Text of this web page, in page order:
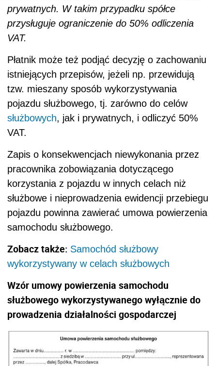
prywatnych. W takim przypadku spółce
przysługuje ograniczenie do 50% odliczenia
VAT.
Płatnik może też podjąć decyzję o zachowaniu
istniejących przepisów, jeżeli np. przewidują
tzw. mieszany sposób wykorzystywania
pojazdu służbowego, tj. zarówno do celów
służbowych, jak i prywatnych, i odliczyć 50%
VAT.
Zapis o konsekwencjach niewykonania przez
pracownika zobowiązania dotyczącego
korzystania z pojazdu w innych celach niż
służbowe i nieprowadzenia ewidencji przebiegu
pojazdu powinna zawierać umowa powierzenia
samochodu służbowego.
Zobacz także: Samochód służbowy
wykorzystywany w celach służbowych
Wzór umowy powierzenia samochodu
służbowego wykorzystywanego wyłącznie do
prowadzenia działalności gospodarczej